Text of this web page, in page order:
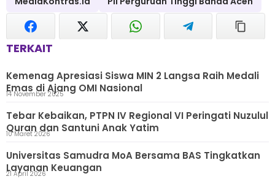
TERKAIT
Kemenag Apresiasi Siswa MIN 2 Langsa Raih Medali
Emas di Ajang OMI Nasional
14 November 2025
Tebar Kebaikan, PTPN IV Regional VI Peringati Nuzulul
Quran dan Santuni Anak Yatim
10 Maret 2026
Universitas Samudra MoA Bersama BAS Tingkatkan
Layanan Keuangan
21 April 2026